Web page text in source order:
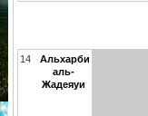
14
Альхарби
аль-
Жадеяуи